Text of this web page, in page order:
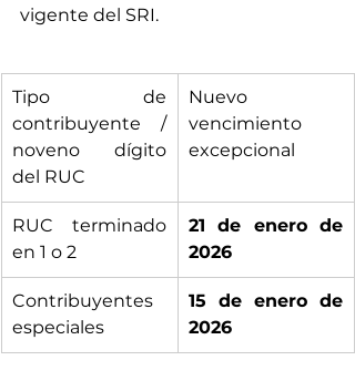
vigente del SRI.
Tipo de
contribuyente /
noveno dígito
del RUC
Nuevo
vencimiento
excepcional
RUC terminado
en 1 o 2
21 de enero de
2026
Contribuyentes
especiales
15 de enero de
2026